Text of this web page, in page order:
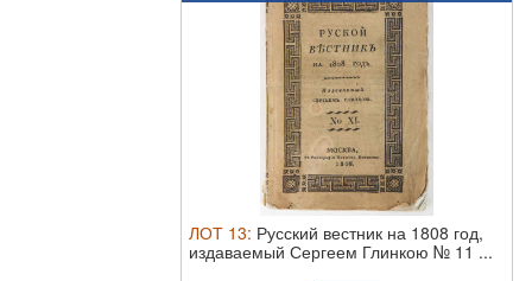
ЛОТ 13: Русский вестник на 1808 год,
издаваемый Сергеем Глинкою № 11 ...